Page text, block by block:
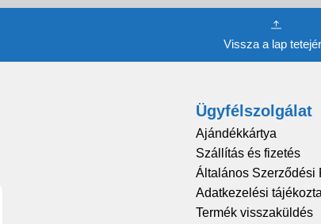
Vissza a lap
Ügyfélszolgálat
Ajándékkártya
Szállítás és fizetés
Általános Szerződési
Adatkezelési
Termék visszaküldés